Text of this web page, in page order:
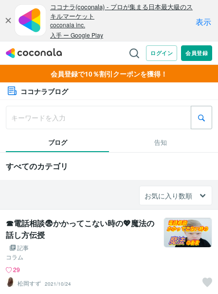
会員登録で10％割引クーポンを獲得！
ココナラブログ
ブログ 告知
すべてのカテゴリ
☎電話相談😨かかってこない時の💖魔法の
話し方伝授
記事
コラム
29
松岡すず 2021/10/24